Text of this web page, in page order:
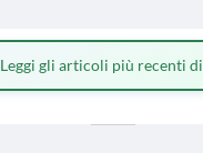
Leggi gli articoli più recenti di